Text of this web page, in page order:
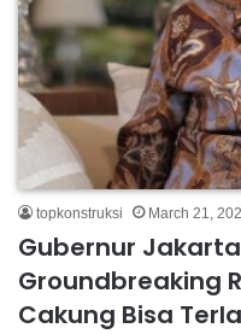
topkonstruksi March 21,
Gubernur
Groundbreaking
Cakung Bisa